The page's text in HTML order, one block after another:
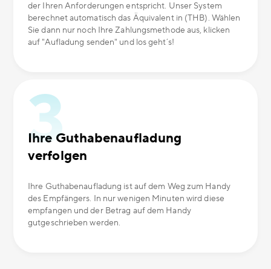
der Ihren Anforderungen entspricht. Unser System
berechnet automatisch das Äquivalent in (THB). Wählen
Sie dann nur noch Ihre Zahlungsmethode aus, klicken
auf "Aufladung senden" und los geht´s!
Ihre Guthabenaufladung
verfolgen
Ihre Guthabenaufladung ist auf dem Weg zum Handy
des Empfängers. In nur wenigen Minuten wird diese
empfangen und der Betrag auf dem Handy
gutgeschrieben werden.